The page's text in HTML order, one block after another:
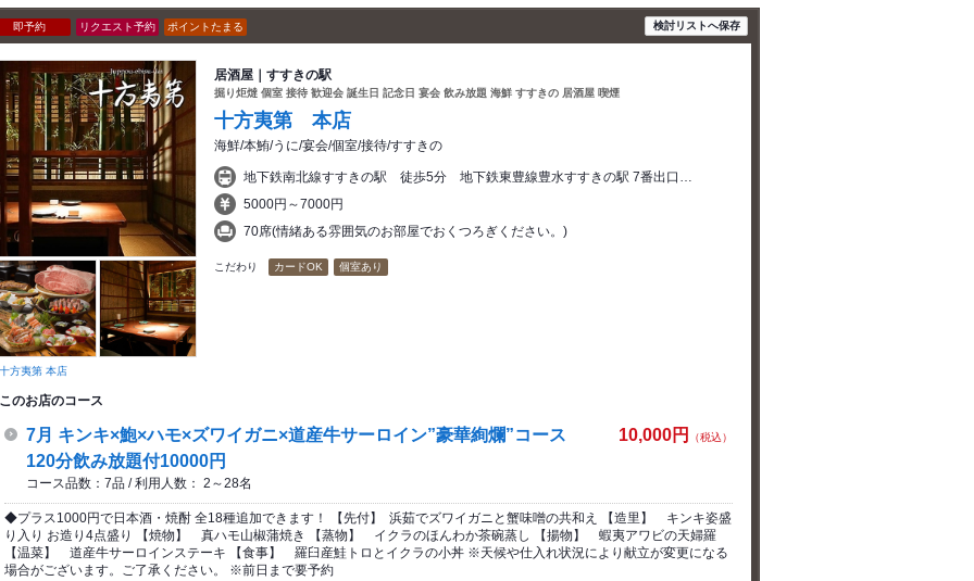
即予約 リクエスト予約 ポイントたまる 検討リストへ保存
十方夷第 本店
居酒屋｜すすきの駅
掘り炬燵 個室 接待 歓迎会 誕生日 記念日 宴会 飲み放題 海鮮 すすきの 居酒屋 喫煙
十方夷第 本店
海鮮/本鮪/うに/宴会/個室/接待/すすきの
地下鉄南北線すすきの駅 徒歩5分 地下鉄東豊線豊水すすきの駅 7番出口…
5000円～7000円
70席(情緒ある雰囲気のお部屋でおくつろぎください。)
こだわり カードOK 個室あり
このお店のコース
10,000円 （税込）
7月 キンキ×鮑×ハモ×ズワイガニ×道産牛サーロイン”豪華絢爛”コース
120分飲み放題付10000円
コース品数：7品 / 利用人数： 2～28名
◆プラス1000円で日本酒・焼酎 全18種追加できます！ 【先付】 浜茹でズワイガニと蟹味噌の共和え 【造里】 キンキ姿盛
り入り お造り4点盛り 【焼物】 真ハモ山椒蒲焼き 【蒸物】 イクラのほんわか茶碗蒸し 【揚物】 蝦夷アワビの天婦羅
【温菜】 道産牛サーロインステーキ 【食事】 羅臼産鮭トロとイクラの小丼 ※天候や仕入れ状況により献立が変更になる
場合がございます。ご了承ください。 ※前日まで要予約